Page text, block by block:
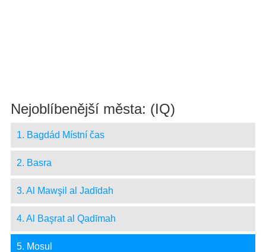
Nejoblíbenější města: (IQ)
1. Bagdád Místní čas
2. Basra
3. Al Mawşil al Jadīdah
4. Al Başrat al Qadīmah
5. Mosul